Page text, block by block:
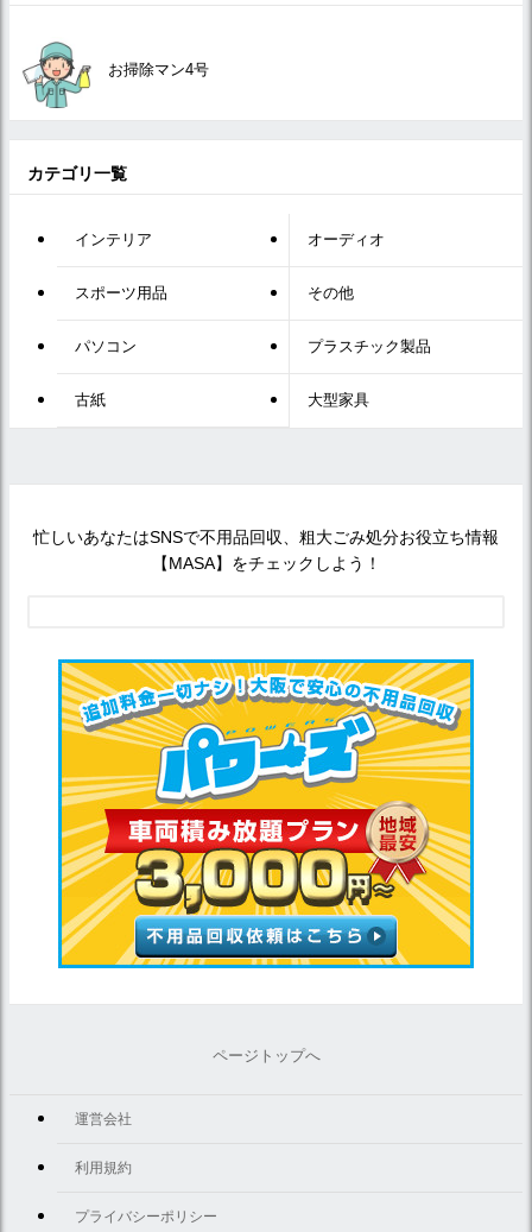
お掃除マン4号
カテゴリ一覧
インテリア オーディオ
スポーツ用品 その他
パソコン プラスチック製品
古紙 大型家具
忙しいあなたはSNSで不用品回収、粗大ごみ処分お役立ち情報
【MASA】をチェックしよう！
ページトップへ
運営会社
利用規約
プライバシーポリシー